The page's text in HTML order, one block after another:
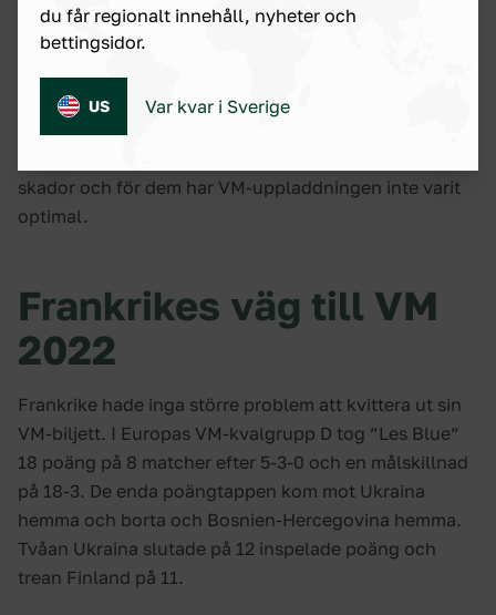
Här kan Deschamps välja och vraka bland stjärnor
som Varane, Pavard, Upamecano, Hernandez, Mendy
och inte minst Fofana som nyligen gick till Chelsea
från Leicester. Det som stör en smula i det franska
lägret är alla skadorna som poppat upp under hösten.
skador och för dem har VM-uppladdningen inte varit
optimal.
Frankrikes väg till VM
2022
Frankrike hade inga större problem att kvittera ut sin
VM-biljett. I Europas VM-kvalgrupp D tog ”Les Blue”
18 poäng på 8 matcher efter 5-3-0 och en målskillnad
på 18-3. De enda poängtappen kom mot Ukraina
hemma och borta och Bosnien-Hercegovina hemma.
Tvåan Ukraina slutade på 12 inspelade poäng och
trean Finland på 11.
du får regionalt innehåll, nyheter och
bettingsidor.
US Var kvar i Sverige